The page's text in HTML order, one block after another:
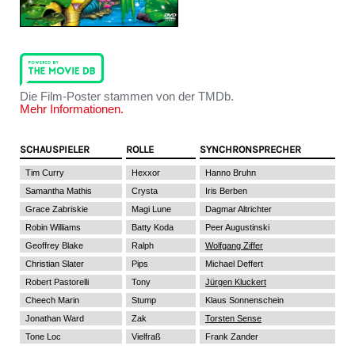
Die Film-Poster stammen von der TMDb.
Mehr Informationen.
SCHAUSPIELER ROLLE SYNCHRONSPRECHER
Tim Curry Hexxor
Hanno Bruhn
Samantha Mathis
Crysta
Iris Berben
Grace Zabriskie
Magi Lune
Dagmar Altrichter
Robin Williams
Batty Koda
Peer Augustinski
Geoffrey Blake
Ralph
Wolfgang Ziffer
Christian Slater
Pips
Michael Deffert
Robert Pastorelli
Tony
Jürgen Kluckert
Cheech Marin
Stump
Klaus Sonnenschein
Jonathan Ward
Zak
Torsten Sense
Tone Loc
Vielfraß Frank Zander